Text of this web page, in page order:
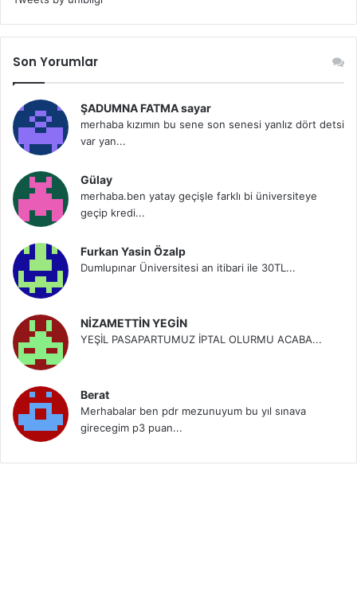
Son Yorumlar
ŞADUMNA FATMA sayar
merhaba kızımın bu sene son senesi yanlız dört detsi
var yan...
Gülay
merhaba.ben yatay geçişle farklı bi üniversiteye
geçip kredi...
Furkan Yasin Özalp
Dumlupınar Üniversitesi an itibari ile 30TL...
NİZAMETTİN YEGİN
YEŞİL PASAPARTUMUZ İPTAL OLURMU ACABA...
Berat
Merhabalar ben pdr mezunuyum bu yıl sınava
girecegim p3 puan...